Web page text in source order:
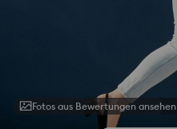
Fotos aus Bewertungen ansehen